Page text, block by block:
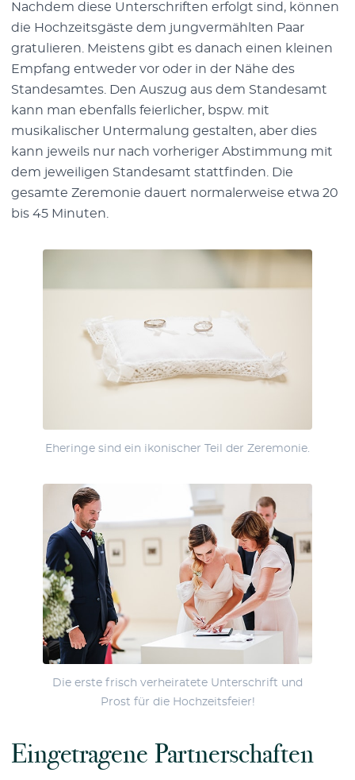
Nachdem diese Unterschriften erfolgt sind, können
die Hochzeitsgäste dem jungvermählten Paar
gratulieren. Meistens gibt es danach einen kleinen
Empfang entweder vor oder in der Nähe des
Standesamtes. Den Auszug aus dem Standesamt
kann man ebenfalls feierlicher, bspw. mit
musikalischer Untermalung gestalten, aber dies
kann jeweils nur nach vorheriger Abstimmung mit
dem jeweiligen Standesamt stattfinden. Die
gesamte Zeremonie dauert normalerweise etwa 20
bis 45 Minuten.
Eheringe sind ein ikonischer Teil der Zeremonie.
Die erste frisch verheiratete Unterschrift und
Prost für die Hochzeitsfeier!
Eingetragene Partnerschaften